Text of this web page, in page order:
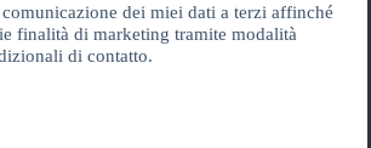
dei miei dati a terzi affinché
finalità di marketing tramite modalità
di contatto.